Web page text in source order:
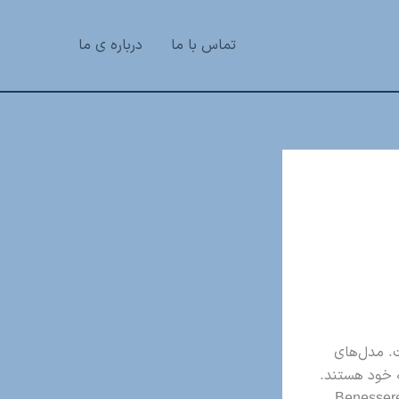
تماس با ما درباره ی ما
مدل‌های
خود هستند.